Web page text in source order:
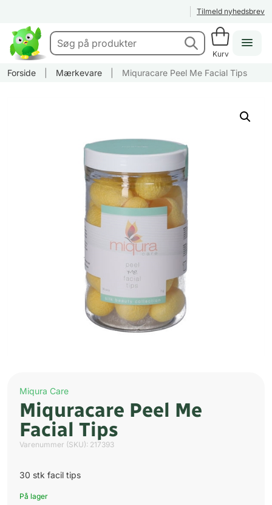
Tilmeld nyhedsbrev
Kurv
Forside Mærkevare Miquracare Peel Me Facial Tips
Miqura Care
Miquracare Peel Me
Facial Tips
Varenummer (SKU): 217393
30 stk facil tips
På lager